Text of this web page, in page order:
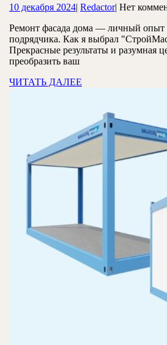
фасад
моего
дома
10 декабря 202410
2024
| RedactorRedactor
| Нет
Ремонт фасада дома — личный опыт
подрядчика. Как я выбрал
Прекрасные результаты и разумная
преобразить ваш
ЧИТАТЬ ДАЛЕЕ